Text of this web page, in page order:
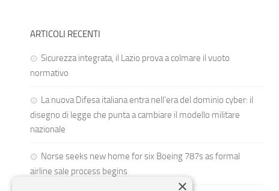
ARTICOLI RECENTI
Sicurezza integrata, il Lazio prova a colmare il vuoto
normativo
La nuova Difesa italiana entra nell’era del dominio cyber: il
disegno di legge che punta a cambiare il modello militare
nazionale
Norse seeks new home for six Boeing 787s as formal
airline sale process begins
×